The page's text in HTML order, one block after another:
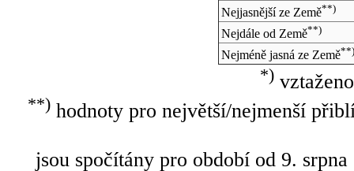
Nejjasnější ze Země**)
Nejdále od Země**)
Nejméně jasná ze Země**)
*)
**)hodnoty pro největší/nejmenší
jsou spočítány pro období od 9.